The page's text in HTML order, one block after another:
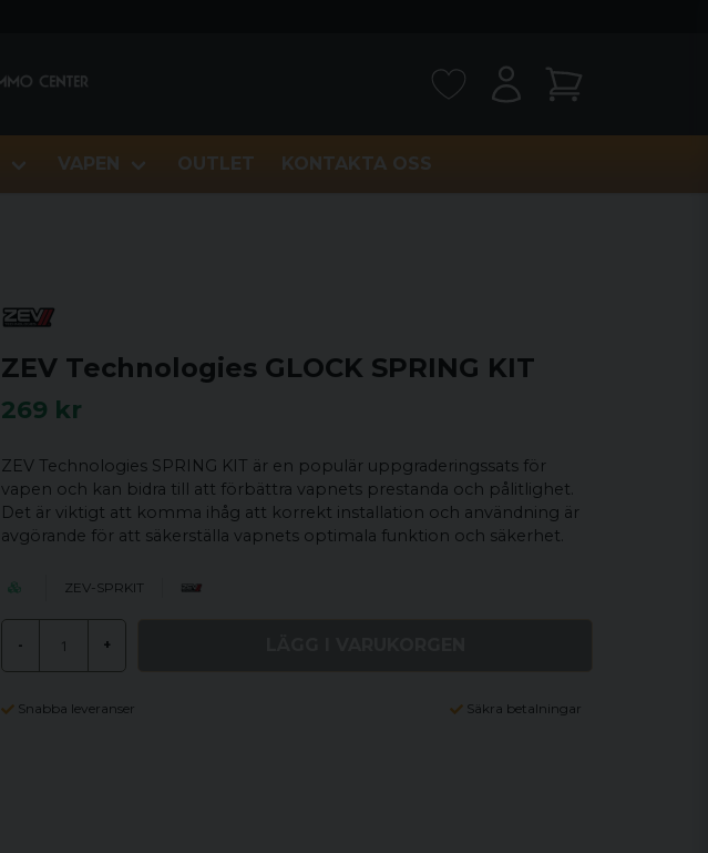
VAPEN OUTLET KONTAKTA OSS
ZEV Technologies GLOCK SPRING KIT
269 kr
ZEV Technologies SPRING KIT är en populär uppgraderingssats för
vapen och kan bidra till att förbättra vapnets prestanda och pålitlighet.
Det är viktigt att komma ihåg att korrekt installation och användning är
avgörande för att säkerställa vapnets optimala funktion och säkerhet.
ZEV-SPRKIT
- +
Snabba leveranser Säkra betalningar